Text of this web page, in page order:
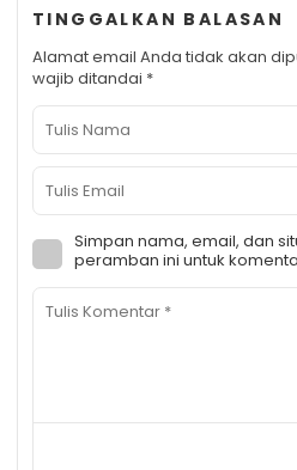
TINGGALKAN BALASAN
Alamat email Anda tidak akan
wajib ditandai *
Simpan nama, email, dan
peramban ini untuk